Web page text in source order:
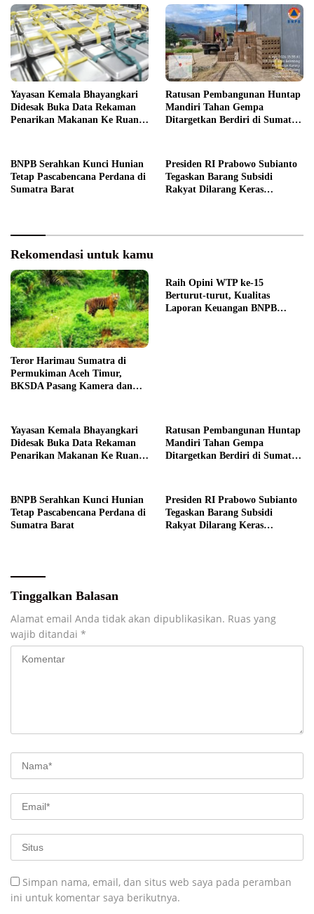
Yayasan Kemala Bhayangkari
Didesak Buka Data Rekaman
Penarikan Makanan Ke Ruang
Ratusan Pembangunan Huntap
Mandiri Tahan Gempa
Ditargetkan Berdiri di Sumatra
BNPB Serahkan Kunci Hunian
Tetap Pascabencana Perdana di
Sumatra Barat
Presiden RI Prabowo Subianto
Tegaskan Barang Subsidi
Rakyat Dilarang Keras
Rekomendasi untuk kamu
Teror Harimau Sumatra di
Permukiman Aceh Timur,
BKSDA Pasang Kamera dan
Raih Opini WTP ke-15
Berturut-turut, Kualitas
Laporan Keuangan BNPB
Yayasan Kemala Bhayangkari
Didesak Buka Data Rekaman
Penarikan Makanan Ke Ruang
Ratusan Pembangunan Huntap
Mandiri Tahan Gempa
Ditargetkan Berdiri di Sumatra
BNPB Serahkan Kunci Hunian
Tetap Pascabencana Perdana di
Sumatra Barat
Presiden RI Prabowo Subianto
Tegaskan Barang Subsidi
Rakyat Dilarang Keras
Tinggalkan Balasan
Alamat email Anda tidak akan dipublikasikan. Ruas yang
wajib ditandai *
Simpan nama, email, dan situs web saya pada peramban
ini untuk komentar saya berikutnya.